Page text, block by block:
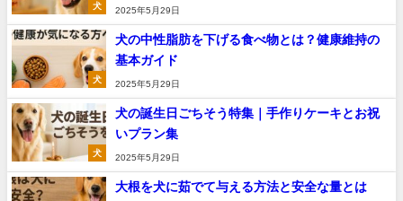
犬
2025年5月29日
犬
犬の中性脂肪を下げる食べ物とは？健康維持の
基本ガイド
2025年5月29日
犬
犬の誕生日ごちそう特集｜手作りケーキとお祝
いプラン集
2025年5月29日
大根を犬に茹でて与える方法と安全な量とは